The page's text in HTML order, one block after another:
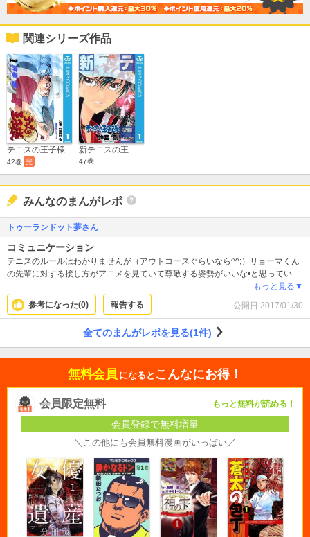
関連シリーズ作品
テニスの王子様
42巻 完 47巻
みんなのまんがレポ
トゥーランドット夢さん
コミュニケーション
テニスのルールはわかりませんが（アウトコースぐらいなら^^;）リョーマくん
の先輩に対する接し方がアニメを見ていて尊敬する姿勢がいいな•と思っていま
した。★4コマで手塚部長のイメージが、クールなイメージが、見事に弾けてい
て面白いです！先輩たちはリョーマくんが可愛くて可愛くてついつい いじって
しまうトコが、こういう、あったかいチームっていいな☆って思いました
もっと見る▼
参考になった(0) 報告する 公開日:2017/01/30
全てのまんがレポを見る(1件)
無料会員 になると こんなにお得！
会員限定無料 もっと無料が読める！
会員登録で無料増量
＼この他にも会員無料漫画がいっぱい／